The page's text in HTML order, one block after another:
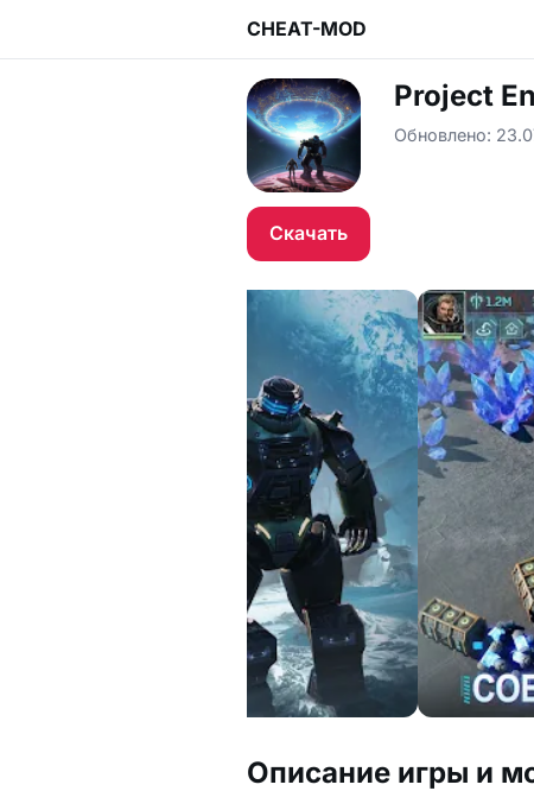
CHEAT-MOD
Project
Обновлено:
Скачать
Описание игры и